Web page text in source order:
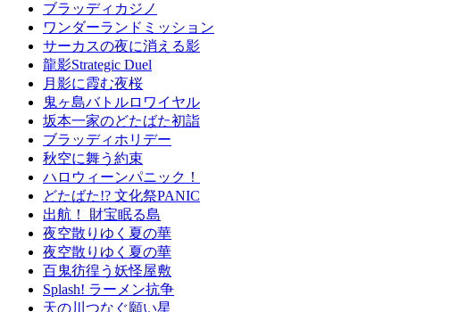
ブラッディカジノ
ワンダーランドミッション
サーカスの夜に消える影
龍影Strategic Duel
月影に霞む夜桜
鬼ヶ島バトルロワイヤル
坂本一家のどたばた初詣
ブラッディホリデー
秋空に舞う約束
ハロウィーンパニック！
どたばた!? 文化祭PANIC
出航！ 財宝眠る島
夜空散りゆく夏の華
夜空散りゆく夏の華
百鬼彷徨う妖怪屋敷
Splash! ラーメン抗争
天の川つなぐ願い星